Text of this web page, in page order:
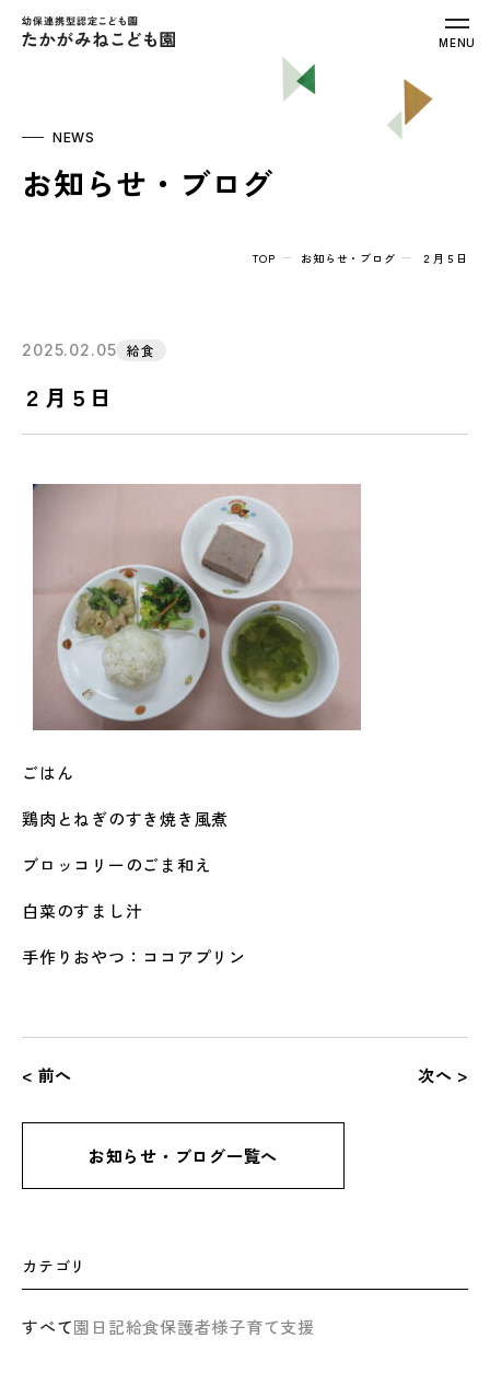
幼保連携型認定こども園 たかがみねこ
MENU
NEWS
お知らせ・ブログ
TOP お知らせ・ブログ ２月５日
2025.02.05 給食
２月５日
ごはん
鶏肉とねぎのすき焼き風煮
ブロッコリーのごま和え
白菜のすまし汁
手作りおやつ：ココアプリン
< 前へ 次へ >
お知らせ・ブログ一覧へ
カテゴリ
すべて園日記給食保護者様子育て支援